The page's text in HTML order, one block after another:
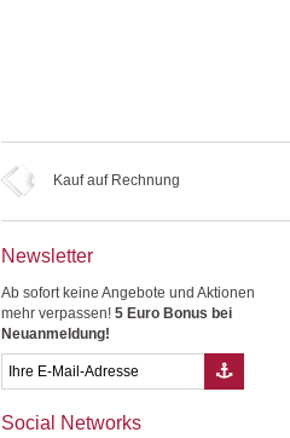
Kauf auf Rechnung
Newsletter
Ab sofort keine Angebote und Aktionen
mehr verpassen! 5 Euro Bonus bei
Neuanmeldung!
Social Networks